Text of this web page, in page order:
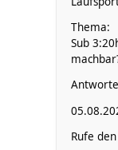
Thema:
Sub
Rufe